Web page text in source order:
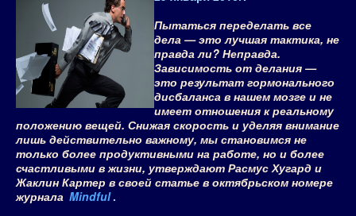
Пытаться переделать все
дела — это лучшая тактика, не
правда ли? Неправда.
Зависимость от делания —
это результат гормонального
дисбаланса в нашем мозге и не
имеет отношения к реальному
положению вещей. Снижая скорость и уделяя внимание
лишь действительно важному, мы становимся не
только более продуктивными на работе, но и более
счастливыми в жизни, утверждают Расмус Хугард и
Жаклин Картер в своей статье в октябрьском номере
журнала Mindful .